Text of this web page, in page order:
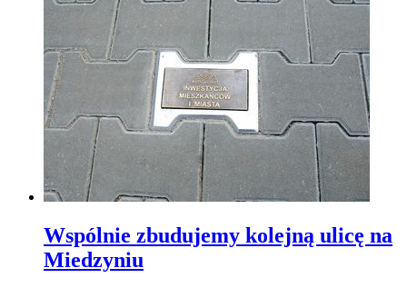
Wspólnie zbudujemy kolejną ulicę na
Miedzyniu